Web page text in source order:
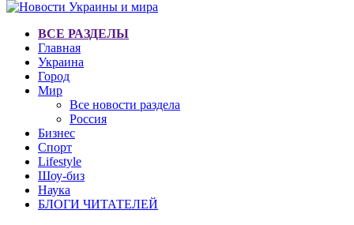
ВСЕ РАЗДЕЛЫ
Главная
Украина
Город
Мир
Все новости раздела
Россия
Бизнес
Спорт
Lifestyle
Шоу-биз
Наука
БЛОГИ ЧИТАТЕЛЕЙ